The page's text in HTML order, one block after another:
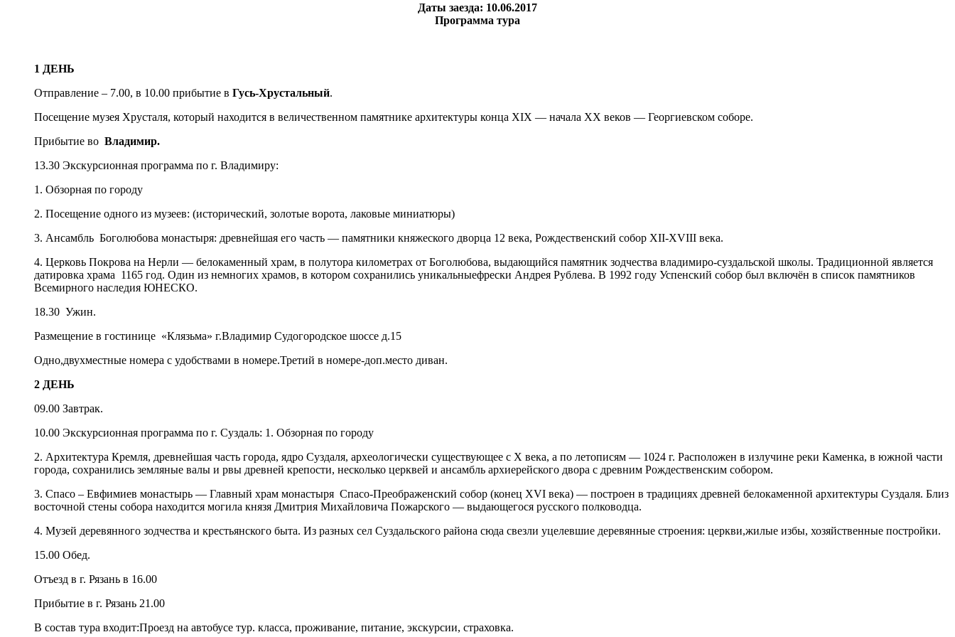
Даты заезда: 10.06.2017
Программа тура
1 ДЕНЬ
Отправление – 7.00, в 10.00 прибытие в Гусь-Хрустальный.
Посещение музея Хрусталя, который находится в величественном памятнике архитектуры конца XIX — начала XX веков — Георгиевском соборе.
Прибытие во Владимир.
13.30 Экскурсионная программа по г. Владимиру:
1. Обзорная по городу
2. Посещение одного из музеев: (исторический, золотые ворота, лаковые миниатюры)
3. Ансамбль Боголюбова монастыря: древнейшая его часть — памятники княжеского дворца 12 века, Рождественский собор XII-XVIII века.
4. Церковь Покрова на Нерли — белокаменный храм, в полутора километрах от Боголюбова, выдающийся памятник зодчества владимиро-суздальской школы. Традиционной является
датировка храма 1165 год. Один из немногих храмов, в котором сохранились уникальныефрески Андрея Рублева. В 1992 году Успенский собор был включён в список памятников
Всемирного наследия ЮНЕСКО.
18.30 Ужин.
Размещение в гостинице «Клязьма» г.Владимир Судогородское шоссе д.15
Одно,двухместные номера с удобствами в номере.Третий в номере-доп.место диван.
2 ДЕНЬ
09.00 Завтрак.
10.00 Экскурсионная программа по г. Суздаль: 1. Обзорная по городу
2. Архитектура Кремля, древнейшая часть города, ядро Суздаля, археологически существующее с X века, а по летописям — 1024 г. Расположен в излучине реки Каменка, в южной части
города, сохранились земляные валы и рвы древней крепости, несколько церквей и ансамбль архиерейского двора с древним Рождественским собором.
3. Спасо – Евфимиев монастырь — Главный храм монастыря Спасо-Преображенский собор (конец XVI века) — построен в традициях древней белокаменной архитектуры Суздаля. Близ
восточной стены собора находится могила князя Дмитрия Михайловича Пожарского — выдающегося русского полководца.
4. Музей деревянного зодчества и крестьянского быта. Из разных сел Суздальского района сюда свезли уцелевшие деревянные строения: церкви,жилые избы, хозяйственные постройки.
15.00 Обед.
Отъезд в г. Рязань в 16.00
Прибытие в г. Рязань 21.00
В состав тура входит:Проезд на автобусе тур. класса, проживание, питание, экскурсии, страховка.